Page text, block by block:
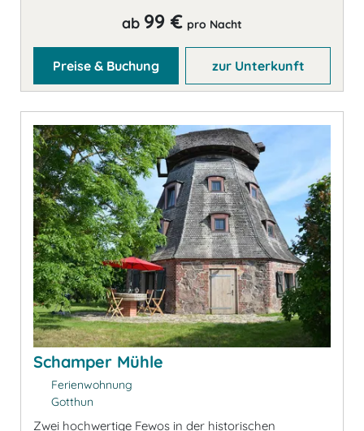
ab 99 € pro Nacht
Preise & Buchung zur Unterkunft
Schamper Mühle
Ferienwohnung
Gotthun
Zwei hochwertige Fewos in der historischen